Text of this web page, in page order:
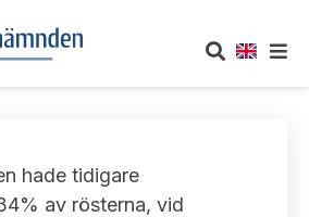
hade tidigare
av rösterna, vid